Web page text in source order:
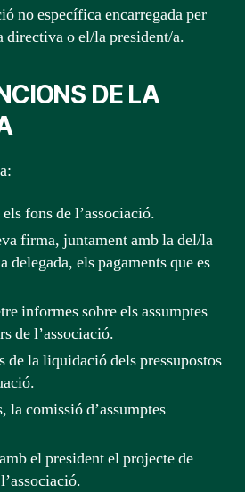
no específica encarregada per
directiva o el/la president/a.
DE LA
fons de l’associació.
firma, juntament amb la del/la
delegada, els pagaments que es
informes sobre els assumptes
de l’associació.
de la liquidació dels pressupostos
la comissió d’assumptes
el president el projecte de